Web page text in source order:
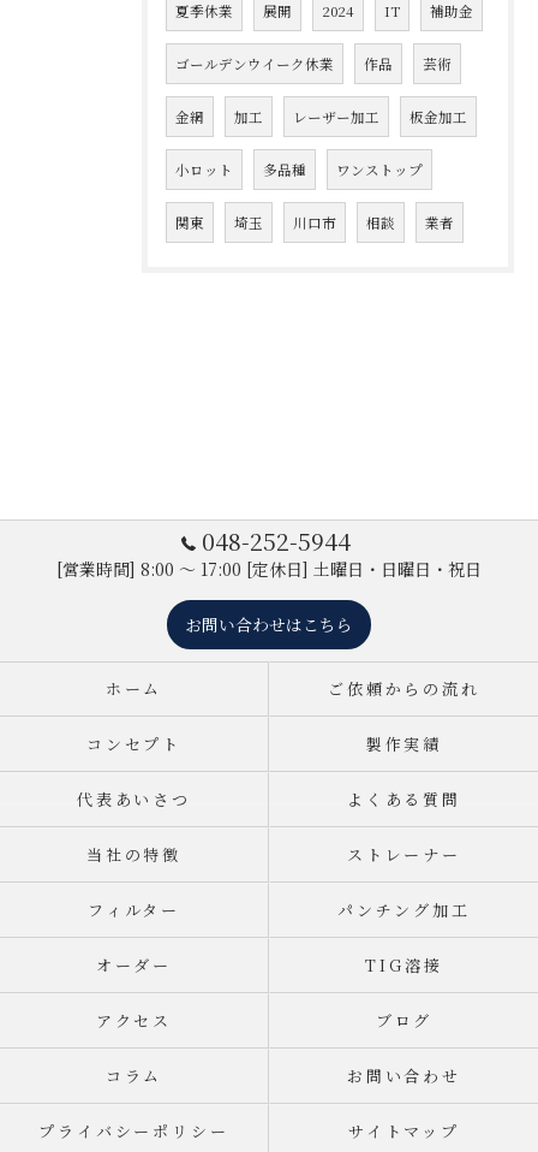
夏季休業 展開 2024 IT 補助金
ゴールデンウイーク休業 作品 芸術
金網 加工 レーザー加工 板金加工
小ロット 多品種 ワンストップ
関東 埼玉 川口市 相談 業者
048-252-5944
[営業時間] 8:00 ～ 17:00 [定休日] 土曜日・日曜日・祝日
お問い合わせはこちら
ホーム ご依頼からの流れ
コンセプト 製作実績
代表あいさつ よくある質問
当社の特徴 ストレーナー
フィルター パンチング加工
オーダー TIG溶接
アクセス ブログ
コラム お問い合わせ
プライバシーポリシー サイトマップ